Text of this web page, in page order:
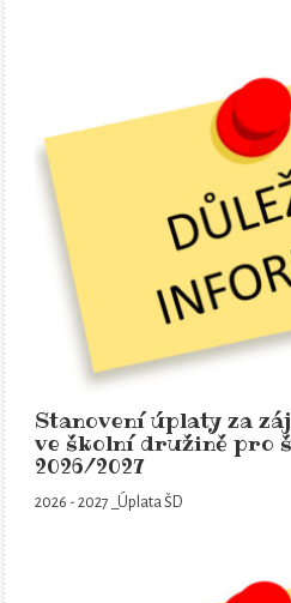
Stanovení úplaty za
ve školní družině pro
2026/2027
2026 - 2027 _Úplata ŠD